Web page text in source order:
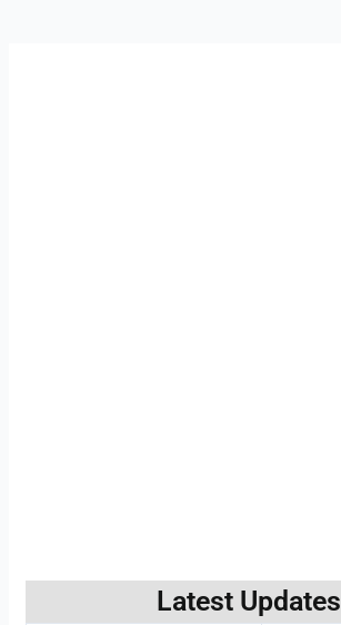
Latest Updates